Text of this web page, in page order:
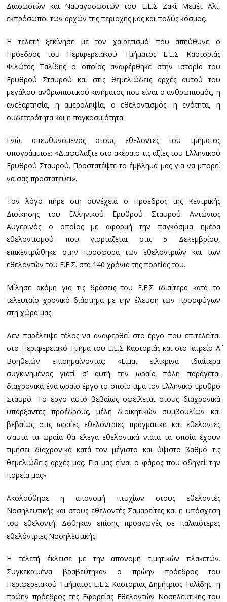
Διασωστών και Ναυαγοσωστών του Ε.Ε.Σ Ζακί Μεμέτ Αλί,
εκπρόσωποι των αρχών της περιοχής μας και πολύς κόσμος.
Η τελετή ξεκίνησε με τον χαιρετισμό που απηύθυνε ο
Πρόεδρος του Περιφερειακού Τμήματος Ε.Ε.Σ Καστοριάς
Φιλώτας Ταλίδης ο οποίος αναφέρθηκε στην ιστορία του
Ερυθρού Σταυρού και στις θεμελιώδεις αρχές αυτού του
μεγάλου ανθρωπιστικού κινήματος που είναι ο ανθρωπισμός, η
ανεξαρτησία, η αμεροληψία, ο εθελοντισμός, η ενότητα, η
ουδετερότητα και η παγκοσμιότητα.
Ενώ, απευθυνόμενος στους εθελοντές του τμήματος
υπογράμμισε: «Διαφυλάξτε στο ακέραιο τις αξίες του Ελληνικού
Ερυθρού Σταυρού. Προστατέψτε το έμβλημά μας για να μπορεί
να σας προστατεύει».
Τον λόγο πήρε στη συνέχεια ο Πρόεδρος της Κεντρικής
Διοίκησης του Ελληνικού Ερυθρού Σταυρού Αντώνιος
Αυγερινός ο οποίος με αφορμή την παγκόσμια ημέρα
εθελοντισμού που γιορτάζεται στις 5 Δεκεμβρίου,
επικεντρώθηκε στην προσφορά των εθελοντριών και των
εθελοντών του Ε.Ε.Σ. στα 140 χρόνια της πορείας του.
Μίλησε ακόμη για τις δράσεις του Ε.Ε.Σ ιδιαίτερα κατά το
τελευταίο χρονικό διάστημα με την έλευση των προσφύγων
στη χώρα μας.
Δεν παρέλειψε τέλος να αναφερθεί στο έργο που επιτελείται
στο Περιφερειακό Τμήμα του Ε.Ε.Σ Καστοριάς και στο Ιατρείο Α΄
Βοηθειών επισημαίνοντας: «Είμαι ειλικρινά ιδιαίτερα
συγκινημένος γιατί σ’ αυτή την ωραία πόλη παράγεται
διαχρονικά ένα ωραίο έργο το οποίο τιμά τον Ελληνικό Ερυθρό
Σταυρό. Το έργο αυτό βεβαίως οφείλεται στους διαχρονικά
υπάρξαντες προέδρους, μέλη διοικητικών συμβουλίων και
βεβαίως στις ωραίες εθελόντριες πραγματικά και εθελοντές
σ’αυτά τα ωραία θα έλεγα εθελοντικά νιάτα τα οποία έχουν
τιμήσει διαχρονικά κατά τον μέγιστο και ύψιστο βαθμό τις
θεμελιώδεις αρχές μας. Για μας είναι ο φάρος που οδηγεί την
πορεία μας».
Ακολούθησε η απονομή πτυχίων στους εθελοντές
Νοσηλευτικής και στους εθελοντές Σαμαρείτες και η υπόσχεση
του εθελοντή. Δόθηκαν επίσης προαγωγές σε παλαιότερες
εθελόντριες Νοσηλευτικής.
Η τελετή έκλεισε με την απονομή τιμητικών πλακετών.
Συγκεκριμένα βραβεύτηκαν ο πρώην πρόεδρος του
Περιφερειακού Τμήματος Ε.Ε.Σ Καστοριάς Δημήτριος Ταλίδης, η
πρώην πρόεδρος της Εφορείας Εθελοντών Νοσηλευτικής του